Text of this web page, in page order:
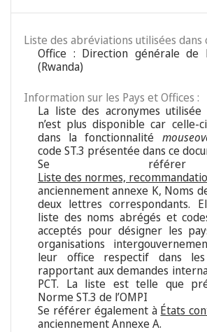
Liste des abréviations utilisées dans
Office : Direction générale de
(Rwanda)
Information sur les Pays et Offices :
La liste des acronymes
n’est plus disponible car
dans la fonctionnalité
code ST.3 présentée dans ce
Se
Liste des normes,
anciennement annexe K, Noms
deux lettres correspondants.
liste des noms abrégés et
acceptés pour désigner les
organisations
leur office respectif dans
rapportant aux demandes
PCT. La liste est telle que
Norme ST.3 de l’OMPI
Se référer également à États
anciennement Annexe A.